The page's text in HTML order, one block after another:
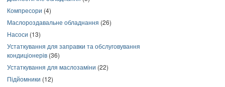
Компресори (4)
Маслороздавальне обладнання (26)
Насоси (13)
Устаткування для заправки та обслуговування
кондиціонерів (36)
Устаткування для маслозаміни (22)
Підйомники (12)